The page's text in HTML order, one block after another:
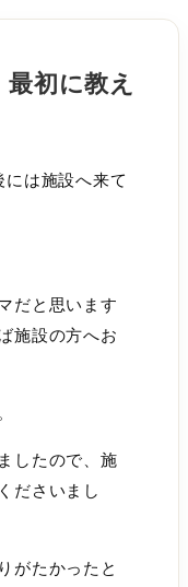
初に教え
は施設へ来て
だと思います
施設の方へお
したので、施
ださいまし
がたかったと